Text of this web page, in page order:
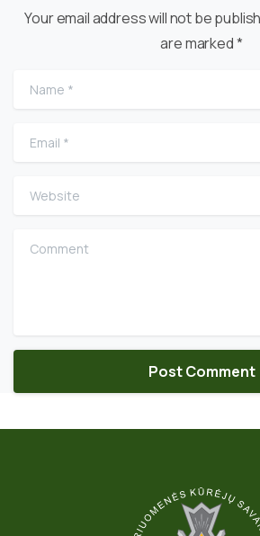
Your email address will not be
are marked *
Name
Email
Website
Comment